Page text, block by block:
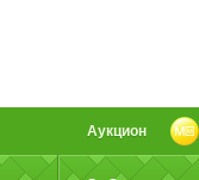
Аукцион